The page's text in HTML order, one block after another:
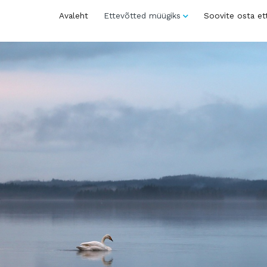
Avaleht Ettevõtted müügiks Soovite osta